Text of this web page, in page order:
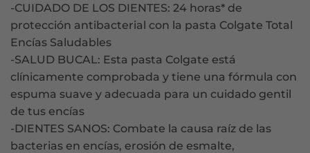
-CUIDADO DE LOS DIENTES: 24 horas* de
protección antibacterial con la pasta Colgate Total
Encías Saludables
-SALUD BUCAL: Esta pasta Colgate está
clínicamente comprobada y tiene una fórmula con
espuma suave y adecuada para un cuidado gentil
de tus encías
-DIENTES SANOS: Combate la causa raíz de las
bacterias en encías, erosión de esmalte,